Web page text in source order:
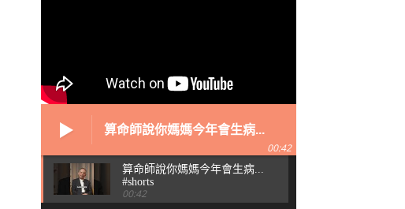
算命師說你媽媽今年會生病...
00:42
算命師說你媽媽今年會生病...
#shorts
00:42